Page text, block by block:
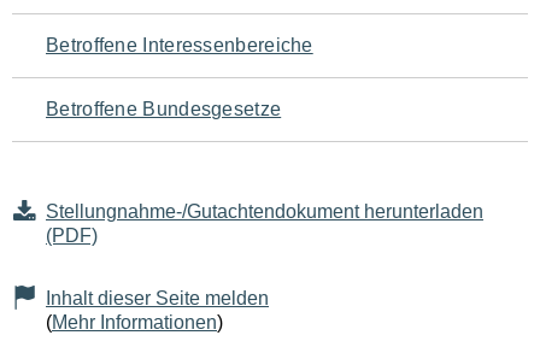
für
den
Seiteninhalt
Betroffene Interessenbereiche
Betroffene Bundesgesetze
Stellungnahme-/Gutachtendokument herunterladen
(PDF)
Inhalt dieser Seite melden
(Mehr Informationen)